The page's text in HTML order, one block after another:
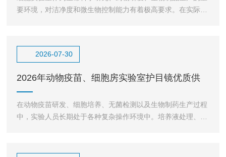
要环境，对洁净度和微生物控制能力有着极高要求。在实际实
2026-07-30
2026年动物疫苗、细胞房实验室护目镜优质供
应商推荐指南！
在动物疫苗研发、细胞培养、无菌检测以及生物制药生产过程
中，实验人员长期处于各种复杂操作环境中。培养液处理、样